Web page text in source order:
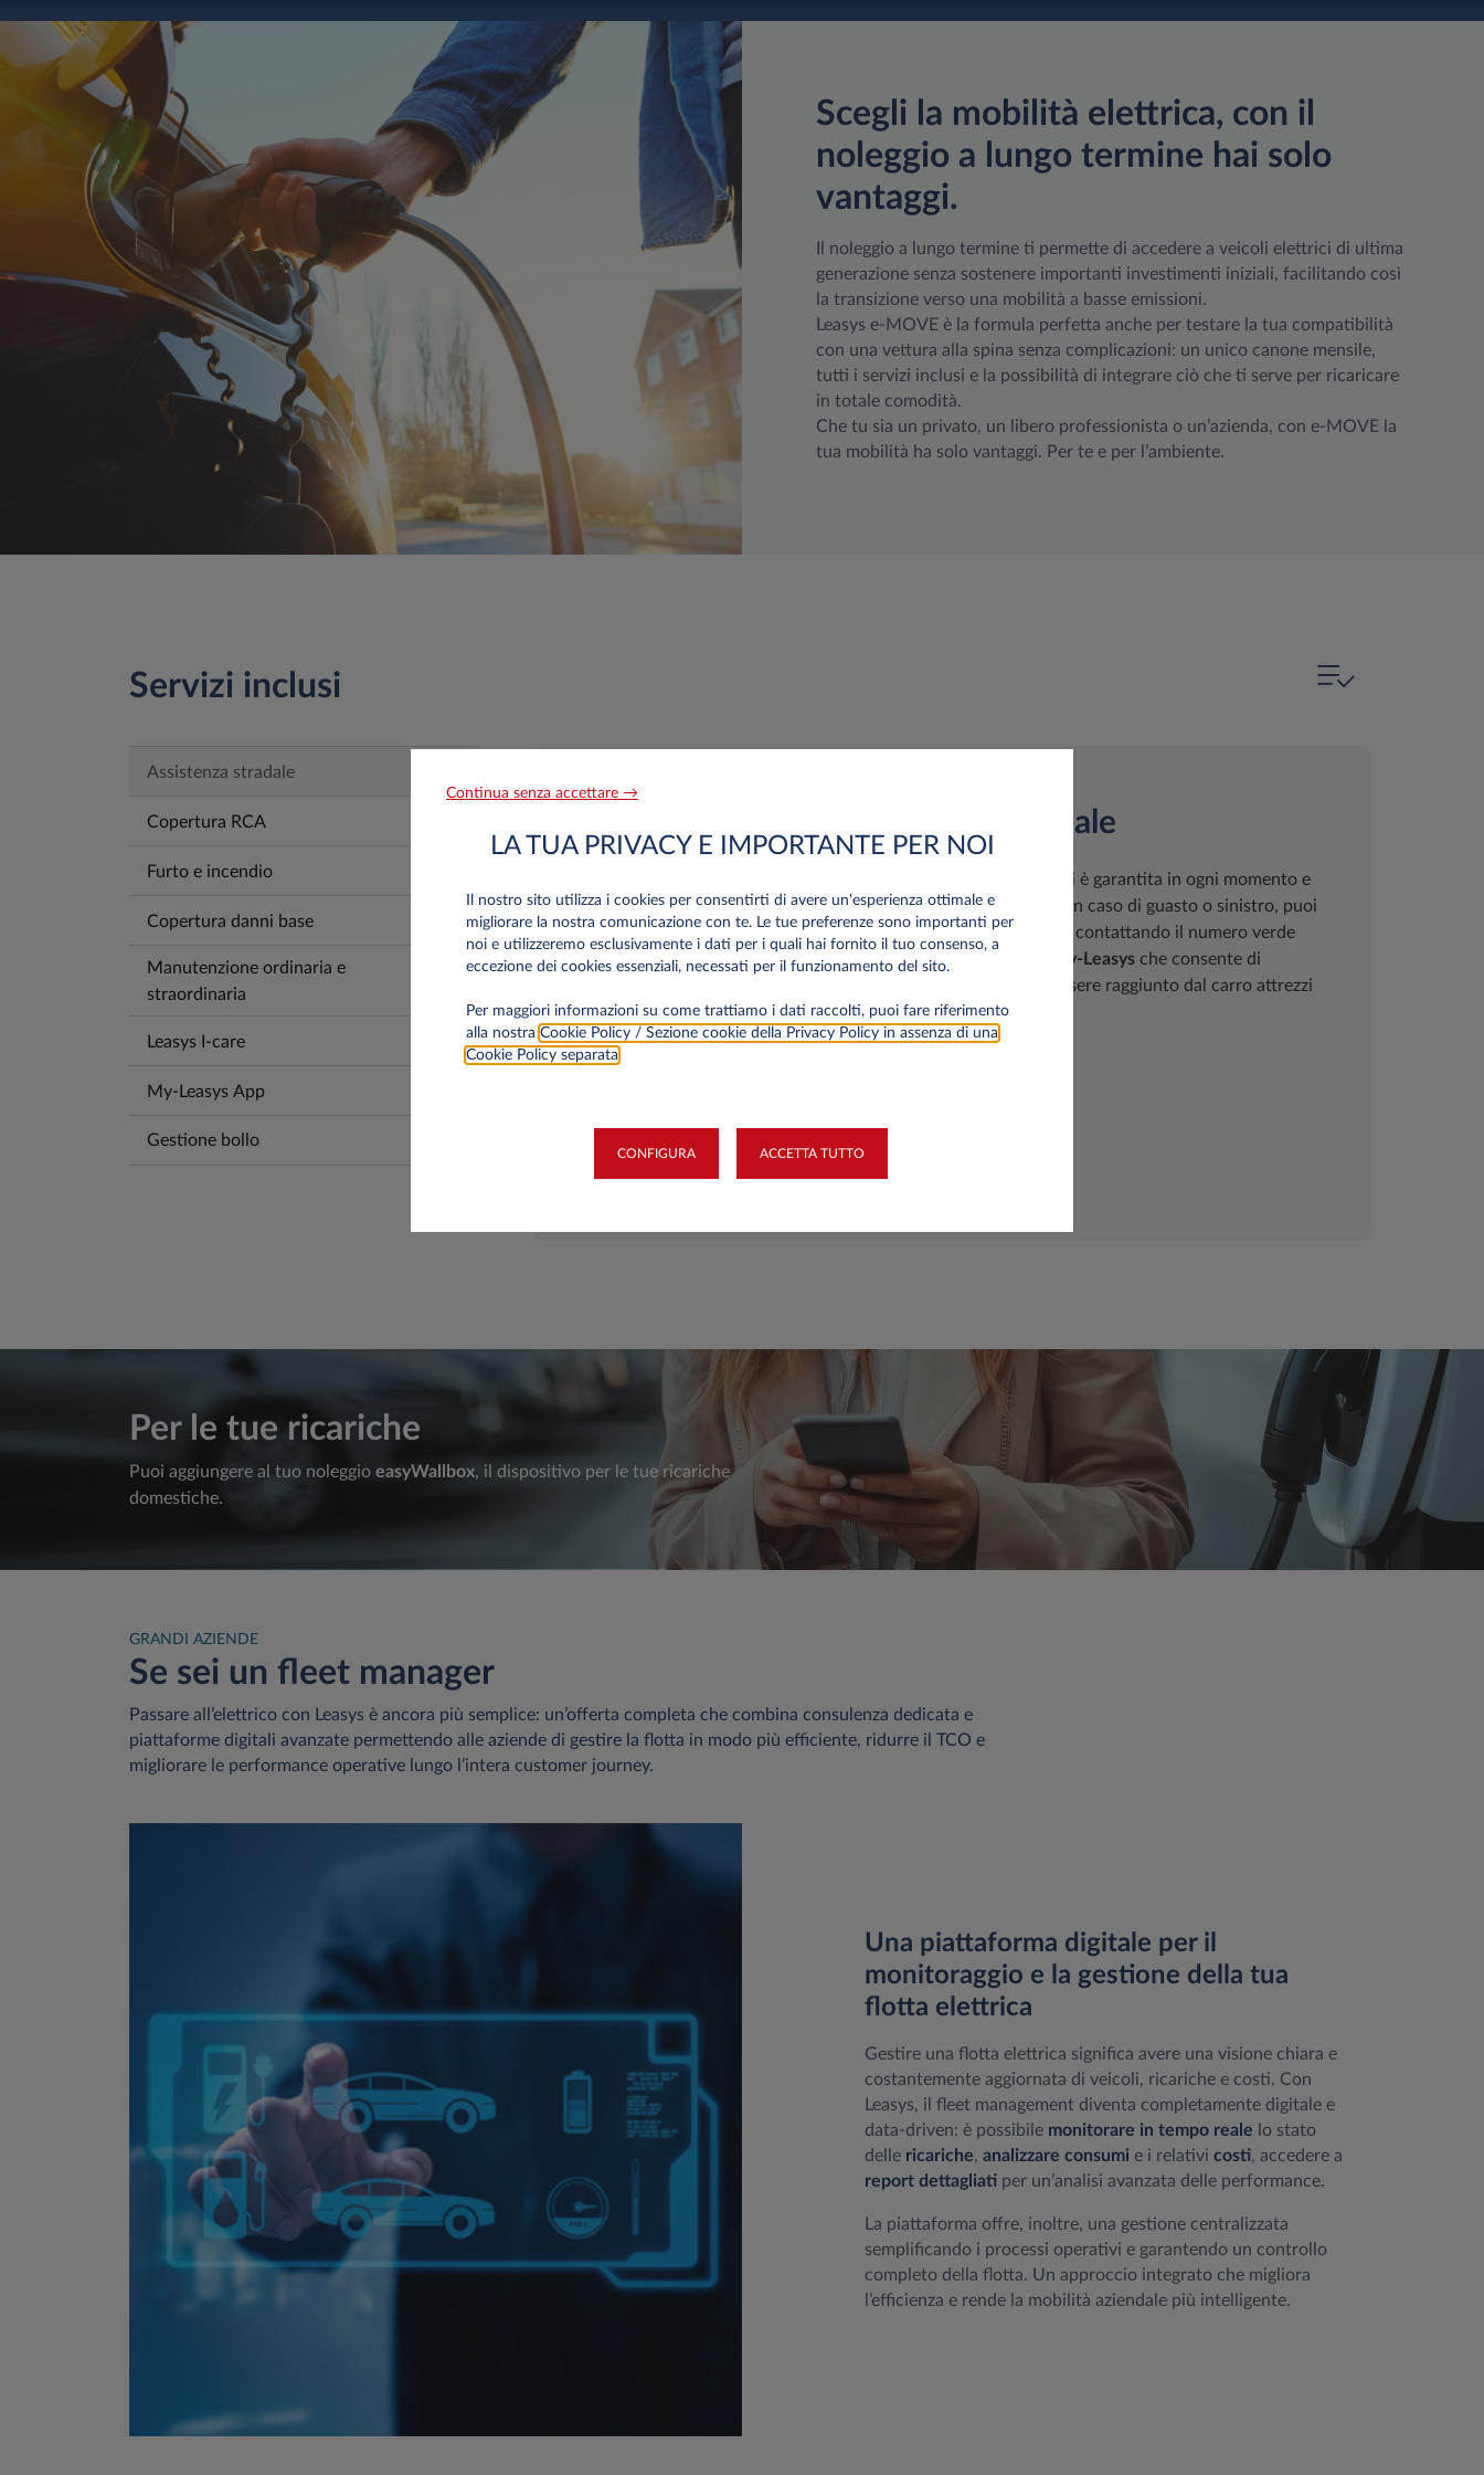
Scegli la mobilità elettrica, con il
noleggio a lungo termine hai solo
vantaggi.
Il noleggio a lungo termine ti permette di accedere a veicoli elettrici di ultima
generazione senza sostenere importanti investimenti iniziali, facilitando così
la transizione verso una mobilità a basse emissioni.
Leasys e-MOVE è la formula perfetta anche per testare la tua compatibilità
con una vettura alla spina senza complicazioni: un unico canone mensile,
tutti i servizi inclusi e la possibilità di integrare ciò che ti serve per ricaricare
in totale comodità.
Che tu sia un privato, un libero professionista o un’azienda, con e-MOVE la
tua mobilità ha solo vantaggi. Per te e per l’ambiente.
Servizi inclusi
Assistenza stradale
Copertura RCA
Furto e incendio
Copertura danni base
Manutenzione ordinaria e
straordinaria
Leasys I-care
My-Leasys App
Gestione bollo
Assistenza stradale
La tempestività degli interventi è garantita in ogni momento e
in tutto il territorio nazionale. In caso di guasto o sinistro, puoi
richiedere l'assistenza stradale contattando il numero verde
800 334422o tramite l'app My-Leasys che consente di
geolocalizzare il veicolo per essere raggiunto dal carro attrezzi
nel minor tempo possibile.
Per le tue ricariche
Puoi aggiungere al tuo noleggio easyWallbox, il dispositivo per le tue ricariche
domestiche.
GRANDI AZIENDE
Se sei un fleet manager
Passare all’elettrico con Leasys è ancora più semplice: un’offerta completa che combina consulenza dedicata e
piattaforme digitali avanzate permettendo alle aziende di gestire la flotta in modo più efficiente, ridurre il TCO e
migliorare le performance operative lungo l’intera customer journey.
Una piattaforma digitale per il
monitoraggio e la gestione della tua
flotta elettrica
Gestire una flotta elettrica significa avere una visione chiara e
costantemente aggiornata di veicoli, ricariche e costi. Con
Leasys, il fleet management diventa completamente digitale e
data‑driven: è possibile monitorare in tempo reale lo stato
delle ricariche, analizzare consumi e i relativi costi, accedere a
report dettagliati per un’analisi avanzata delle performance.
La piattaforma offre, inoltre, una gestione centralizzata
semplificando i processi operativi e garantendo un controllo
completo della flotta. Un approccio integrato che migliora
l’efficienza e rende la mobilità aziendale più intelligente.
Continua senza accettare →
LA TUA PRIVACY E IMPORTANTE PER NOI
Il nostro sito utilizza i cookies per consentirti di avere un'esperienza ottimale e
migliorare la nostra comunicazione con te. Le tue preferenze sono importanti per
noi e utilizzeremo esclusivamente i dati per i quali hai fornito il tuo consenso, a
eccezione dei cookies essenziali, necessati per il funzionamento del sito.
Per maggiori informazioni su come trattiamo i dati raccolti, puoi fare riferimento
alla nostra Cookie Policy / Sezione cookie della Privacy Policy in assenza di una
Cookie Policy separata
CONFIGURA ACCETTA TUTTO